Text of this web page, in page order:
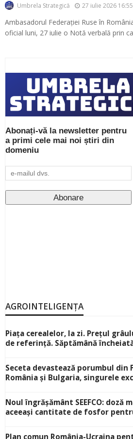
Umbrela Strategică 27 iulie 2026 16:55
Ambasadorul Federației Ruse în
oficial luni, 27 iulie o Notă verbală prin
Abonați-vă la newsletter pentru
a primi cele mai noi știri din
domeniu
AGROINTELIGENȚA
Piața cerealelor, la zi. Prețul
de referință. Săptămână
Seceta devastează porumbul din
România și Bulgaria, singurele
Noul îngrășământ SEEFCO: doză
aceeași cantitate de fosfor
Plan comun România-Ucraina